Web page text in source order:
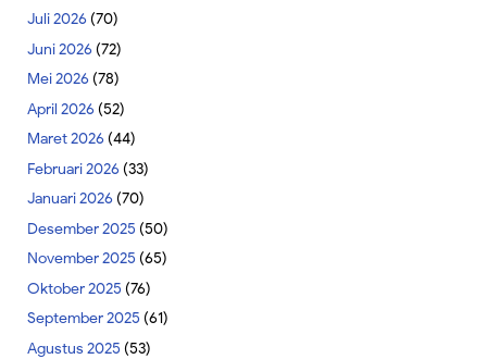
Juli 2026 (70)
Juni 2026 (72)
Mei 2026 (78)
April 2026 (52)
Maret 2026 (44)
Februari 2026 (33)
Januari 2026 (70)
Desember 2025 (50)
November 2025 (65)
Oktober 2025 (76)
September 2025 (61)
Agustus 2025 (53)